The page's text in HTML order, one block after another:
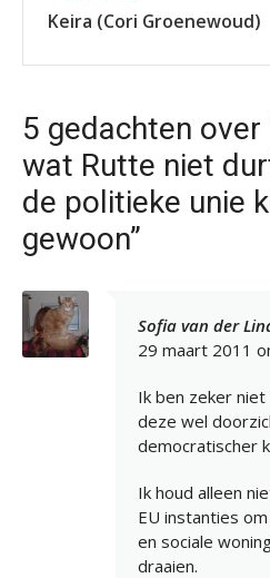
Keira (Cori Groenewoud)
5 gedachten
wat Rutte niet
de politieke unie
gewoon”
Sofia van der
29 maart 2011
Ik ben zeker
deze wel
democratischer
Ik houd alleen
EU instanties
en sociale
draaien.